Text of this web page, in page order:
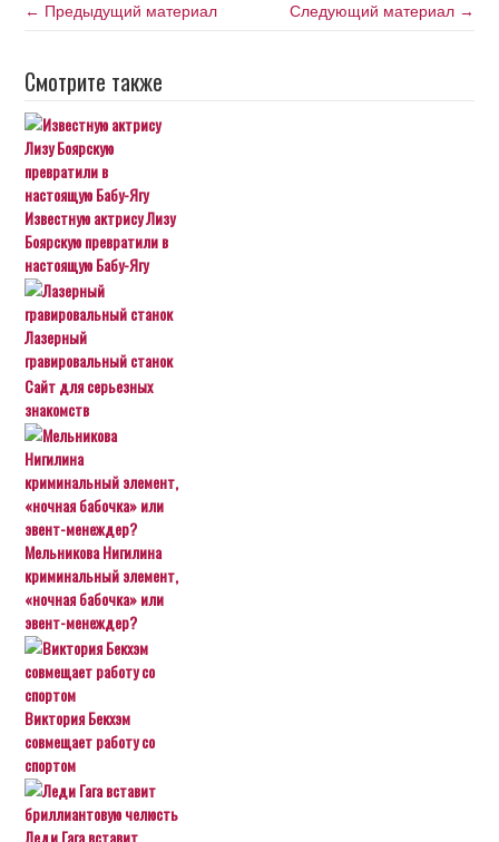
← Предыдущий материал Следующий материал →
Смотрите также
Известную актрису Лизу
Боярскую превратили в
настоящую Бабу-Ягу
Лазерный
гравировальный станок
Сайт для серьезных
знакомств
Мельникова Нигилина
криминальный элемент,
«ночная бабочка» или
эвент-менеждер?
Виктория Бекхэм
совмещает работу со
спортом
Леди Гага вставит